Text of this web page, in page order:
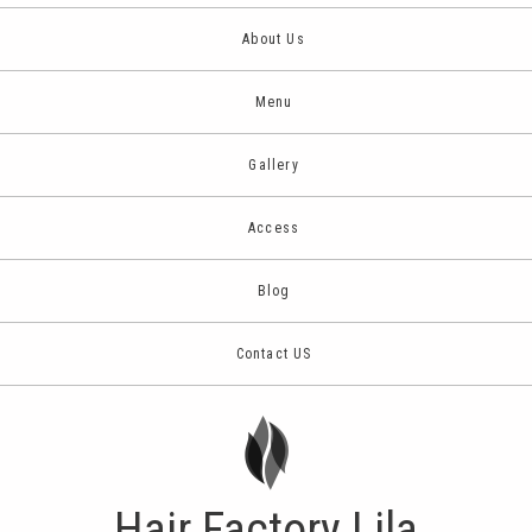
About Us
Menu
Gallery
Access
Blog
Contact US